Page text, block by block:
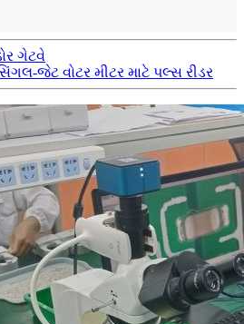
ગેટવે
જેટ વોટર મીટર માટે પલ્સ રીડર